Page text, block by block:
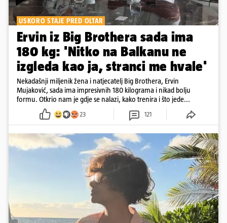
USKORO STAJE PRED OLTAR
Ervin iz Big Brothera sada ima
180 kg: 'Nitko na Balkanu ne
izgleda kao ja, stranci me hvale'
Nekadašnji miljenik žena i natjecatelj Big Brothera, Ervin
Mujaković, sada ima impresivnih 180 kilograma i nikad bolju
formu. Otkrio nam je gdje se nalazi, kako trenira i što jede...
23 121